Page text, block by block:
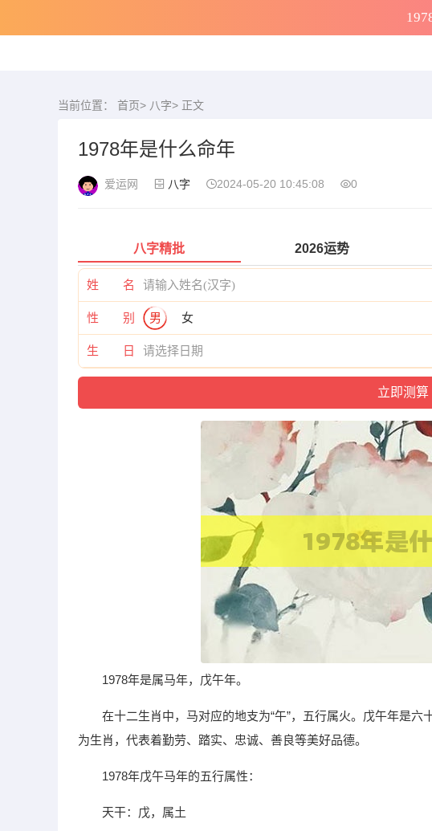
当前位置： 首页> 八字> 正文
1978年是什么命年
爱运网 八字 2024-05-20 10:45:08 0
八字精批 2026运势
姓 名
性 别 男 女
生 日
1978年是属马年，戊午年。
在十二生肖中，马对应的地支为“午”，五行属火。戊午年是六
为生肖，代表着勤劳、踏实、忠诚、善良等美好品德。
1978年戊午马年的五行属性：
天干：戊，属土